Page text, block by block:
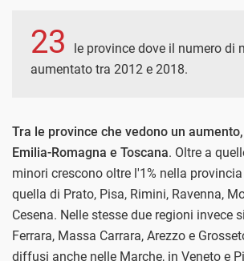
23
le province dove il numero di
aumentato tra 2012 e 2018.
Tra le province che vedono un
Emilia-Romagna e Toscana. Oltre a
minori crescono oltre l'1% nella
quella di Prato, Pisa, Rimini, Ravenna,
Cesena. Nelle stesse due regioni invece
Ferrara, Massa Carrara, Arezzo e
diffusi anche nelle Marche, in Veneto e